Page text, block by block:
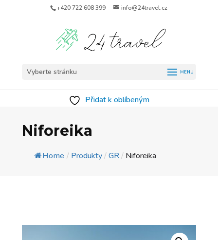
+420 722 608 399 info@24travel.cz
Vyberte stránku
Přidat k oblíbeným
Niforeika
Home / Produkty/GR/ Niforeika